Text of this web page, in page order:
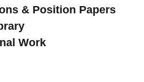
& Position Papers
Work